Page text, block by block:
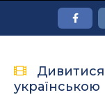
Дивитися
українською